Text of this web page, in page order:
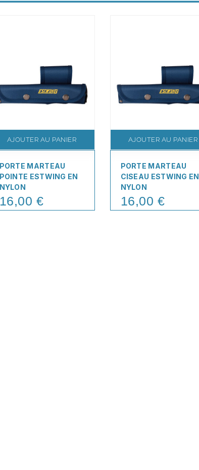
AJOUTER AU PANIER
PORTE MARTEAU
POINTE ESTWING EN
NYLON
Price
16,00 €
AJOUTER AU PANIER
PORTE MARTEAU
CISEAU ESTWING EN
NYLON
Price
16,00 €